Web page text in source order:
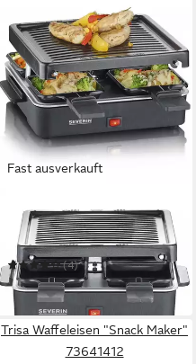
Fast ausverkauft
Raclette Severin RG 2370
Raclette für 4 Personen -
Schwarz.(4)
60,49 €
in 6-7 Werktagen bei dir
Trisa Waffeleisen "Snack Maker"
73641412